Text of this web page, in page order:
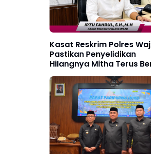
Kasat Reskrim Polres
Pastikan Penyelidikan
Hilangnya Mitha Terus